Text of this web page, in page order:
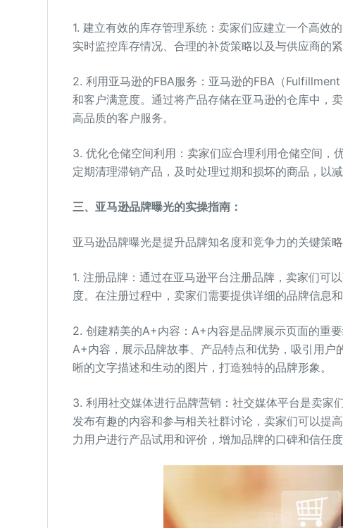
1. 建立有效的库存管理系统：卖家们应建立一个高效
实时监控库存情况、合理的补货策略以及与供应商的
2. 利用亚马逊的FBA服务：亚马逊的FBA（
和客户满意度。通过将产品存储在亚马逊的仓库中，
高品质的客户服务。
3. 优化仓储空间利用：卖家们应合理利用仓储空间，
定期清理滞销产品，及时处理过期和损坏的商品，以
三、亚马逊品牌曝光的实操指南：
亚马逊品牌曝光是提升品牌知名度和竞争力的关键策
1. 注册品牌：通过在亚马逊平台注册品牌，卖家们可
度。在注册过程中，卖家们需要提供详细的品牌信息
2. 创建精美的A+内容：A+内容是品牌展示页面的重
A+内容，展示品牌故事、产品特点和优势，吸引用
晰的文字描述和生动的图片，打造独特的品牌形象。
3. 利用社交媒体进行品牌营销：社交媒体平台是卖家
发布有趣的内容和参与相关社群讨论，卖家们可以提
力用户进行产品试用和评价，增加品牌的口碑和信任度